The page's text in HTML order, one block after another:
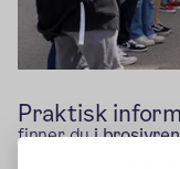
Praktisk
finner dui